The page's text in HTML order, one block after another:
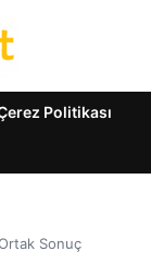
Politikası
Sonuç